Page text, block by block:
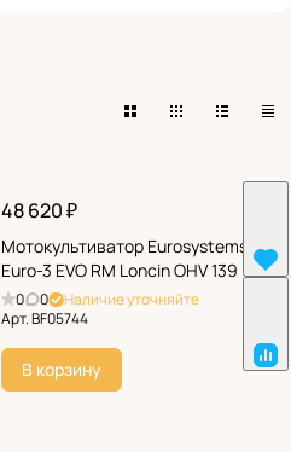
48 620 ₽
Мотокультиватор Eurosystems
Euro-3 EVO RM Loncin OHV 139
0 0
Наличие уточняйте
Арт.BF05744
В корзину